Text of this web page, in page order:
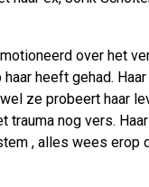
over het
heeft gehad.
ze probeert haar
trauma nog vers.
, alles wees erop